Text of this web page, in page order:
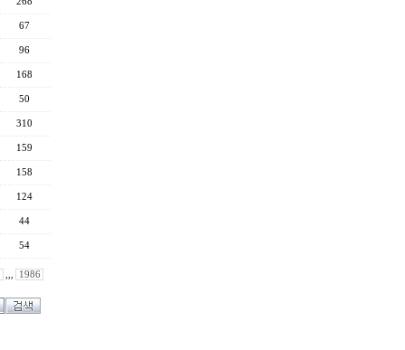
67
96
168
50
310
159
158
124
44
54
,,, 1986